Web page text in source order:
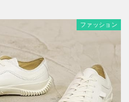
ファッション